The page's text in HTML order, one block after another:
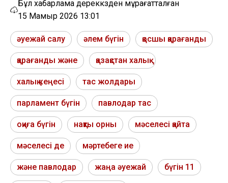
Бұл хабарлама дереккөзден мұрағатталған
15 Мамыр 2026 13:01
әуежай салу әлем бүгін қосшы қарағанды
қарағанды және қазақстан халық
халық кеңесі тас жолдары
парламент бүгін павлодар тас
оқиға бүгін нақты орны мәселесі қайта
мәселесі де мәртебеге ие
және павлодар жаңа әуежай бүгін 11